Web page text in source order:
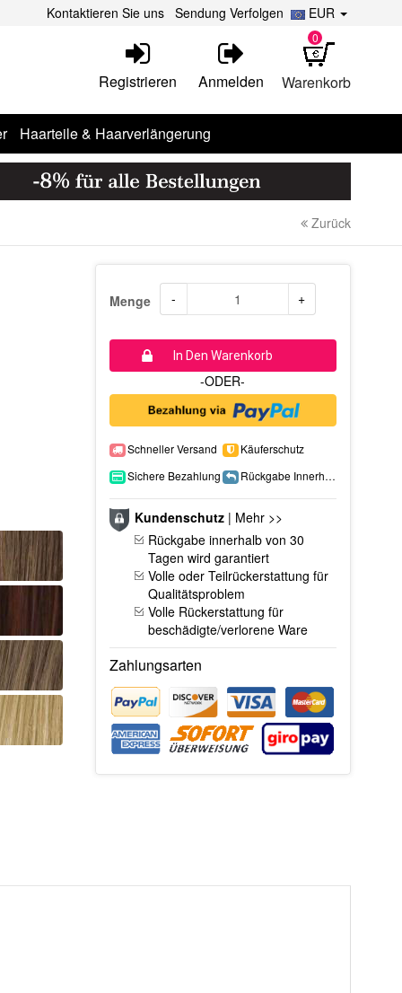
EUR
Kontaktieren Sie uns Sendung Verfolgen
Warenkorb
0
Registrieren Anmelden
Haarteile & Haarverlängerung
Zurück
Menge - +
In Den Warenkorb
-ODER-
Schneller Versand
Käuferschutz
Sichere Bezahlung
Rückgabe Innerhalb 15 Tage
Kundenschutz| Mehr >>
Rückgabe innerhalb von 30
Tagen wird garantiert
Volle oder Teilrückerstattung für
Qualitätsproblem
Volle Rückerstattung für
beschädigte/verlorene Ware
Zahlungsarten